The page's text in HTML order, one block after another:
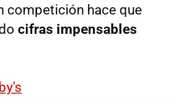
competición hace que
cifras impensables